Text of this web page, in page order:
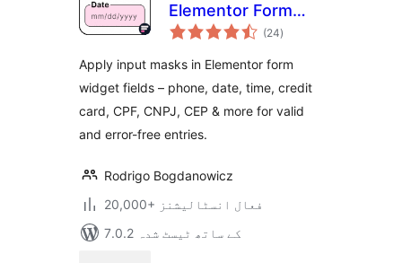
Elementor Form
Fields
(24مجموعی
درجہ
)
Apply input masks in Elementor form
widget fields – phone, date, time, credit
card, CPF, CNPJ, CEP & more for valid
and error-free entries.
Rodrigo Bogdanowicz
20,000+ فعال انسٹالیشنز
7.0.2 کے ساتھ ٹیسٹ شدہ